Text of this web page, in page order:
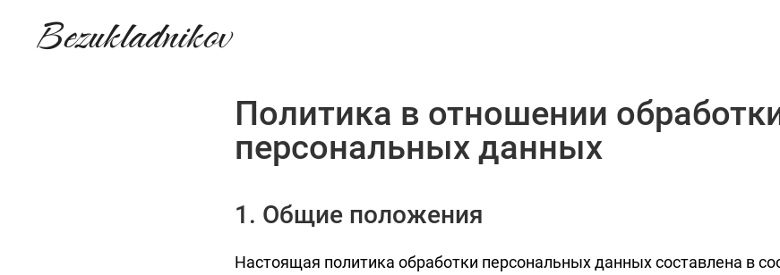
Bezukladnikov
Политика в отношении
персональных данных
1. Общие положения
Настоящая политика обработки персональных данных составлена в